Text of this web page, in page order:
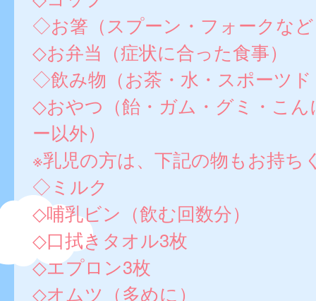
◇お箸（スプーン・フォークな
◇お弁当（症状に合った食事）
◇飲み物（お茶・水・スポーツ
◇おやつ（飴・ガム・グミ・こ
ー以外）
※乳児の方は、下記の物もお持ち
◇ミルク
◇哺乳ビン（飲む回数分）
◇口拭きタオル3枚
◇エプロン3枚
◇オムツ（多めに）